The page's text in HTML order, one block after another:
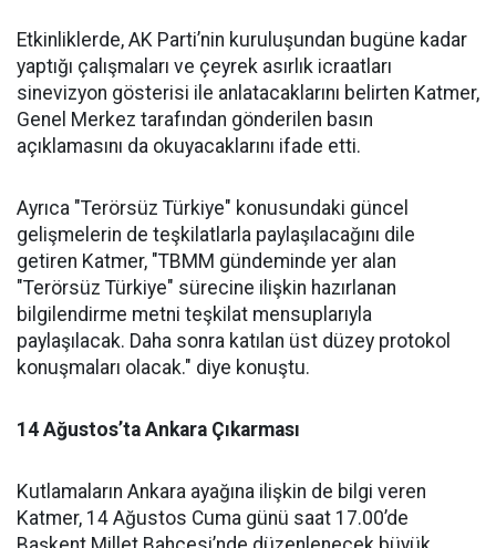
Etkinliklerde, AK Parti’nin kuruluşundan bugüne kadar
yaptığı çalışmaları ve çeyrek asırlık icraatları
sinevizyon gösterisi ile anlatacaklarını belirten Katmer,
Genel Merkez tarafından gönderilen basın
açıklamasını da okuyacaklarını ifade etti.
Ayrıca "Terörsüz Türkiye" konusundaki güncel
gelişmelerin de teşkilatlarla paylaşılacağını dile
getiren Katmer, "TBMM gündeminde yer alan
"Terörsüz Türkiye" sürecine ilişkin hazırlanan
bilgilendirme metni teşkilat mensuplarıyla
paylaşılacak. Daha sonra katılan üst düzey protokol
konuşmaları olacak." diye konuştu.
14 Ağustos’ta Ankara Çıkarması
Kutlamaların Ankara ayağına ilişkin de bilgi veren
Katmer, 14 Ağustos Cuma günü saat 17.00’de